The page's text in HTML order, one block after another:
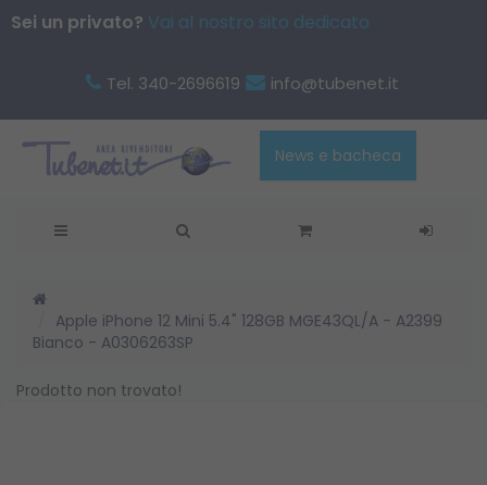
Sei un privato? Vai al nostro sito dedicato
Tel. 340-2696619 info@tubenet.it
News e bacheca
Apple iPhone 12 Mini 5.4" 128GB MGE43QL/A - A2399
Bianco - A0306263SP
Prodotto non trovato!